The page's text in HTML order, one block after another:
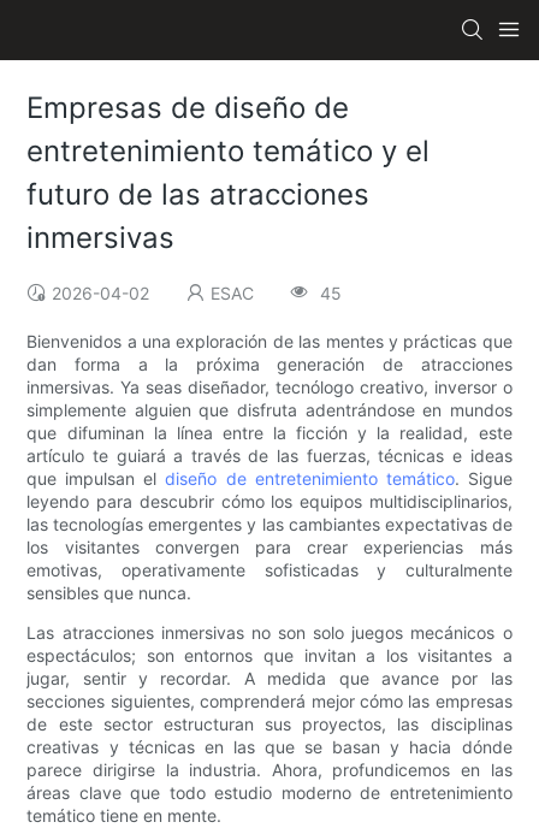
Empresas de diseño de
entretenimiento temático y el
futuro de las atracciones
inmersivas
2026-04-02 ESAC 45
Bienvenidos a una exploración de las mentes y prácticas que
dan forma a la próxima generación de atracciones
inmersivas. Ya seas diseñador, tecnólogo creativo, inversor o
simplemente alguien que disfruta adentrándose en mundos
que difuminan la línea entre la ficción y la realidad, este
artículo te guiará a través de las fuerzas, técnicas e ideas
que impulsan eldiseño de entretenimiento temático. Sigue
leyendo para descubrir cómo los equipos multidisciplinarios,
las tecnologías emergentes y las cambiantes expectativas de
los visitantes convergen para crear experiencias más
emotivas, operativamente sofisticadas y culturalmente
sensibles que nunca.
Las atracciones inmersivas no son solo juegos mecánicos o
espectáculos; son entornos que invitan a los visitantes a
jugar, sentir y recordar. A medida que avance por las
secciones siguientes, comprenderá mejor cómo las empresas
de este sector estructuran sus proyectos, las disciplinas
creativas y técnicas en las que se basan y hacia dónde
parece dirigirse la industria. Ahora, profundicemos en las
áreas clave que todo estudio moderno de entretenimiento
temático tiene en mente.